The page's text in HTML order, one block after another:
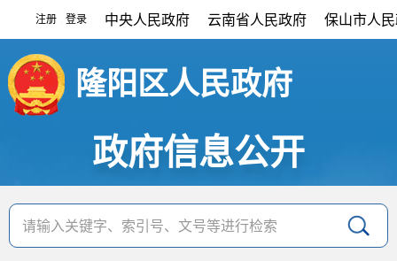
注册 登录 中央人民政府 云南省人民政府 保山市人
隆阳区人民政府
政府信息公开